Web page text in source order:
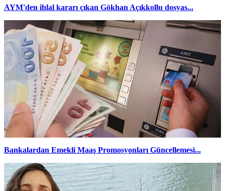
AYM'den ihlal kararı çıkan Gökhan Açıkkollu dosyas...
Bankalardan Emekli Maaş Promosyonları Güncellemesi...